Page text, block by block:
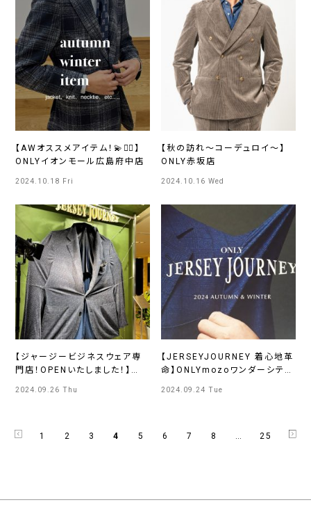
【AWオススメアイテム！💫☝🏻】
ONLYイオンモール広島府中店
2024.10.18 Fri
【秋の訪れ～コーデュロイ～】
ONLY赤坂店
2024.10.16 Wed
【ジャージービジネスウェア専
門店！OPENいたしました！】
2024.09.26 Thu
【JERSEYJOURNEY 着心地革
命】ONLYmozoワンダーシティ
2024.09.24 Tue
1 2 3 4 5 6 7 8 … 25